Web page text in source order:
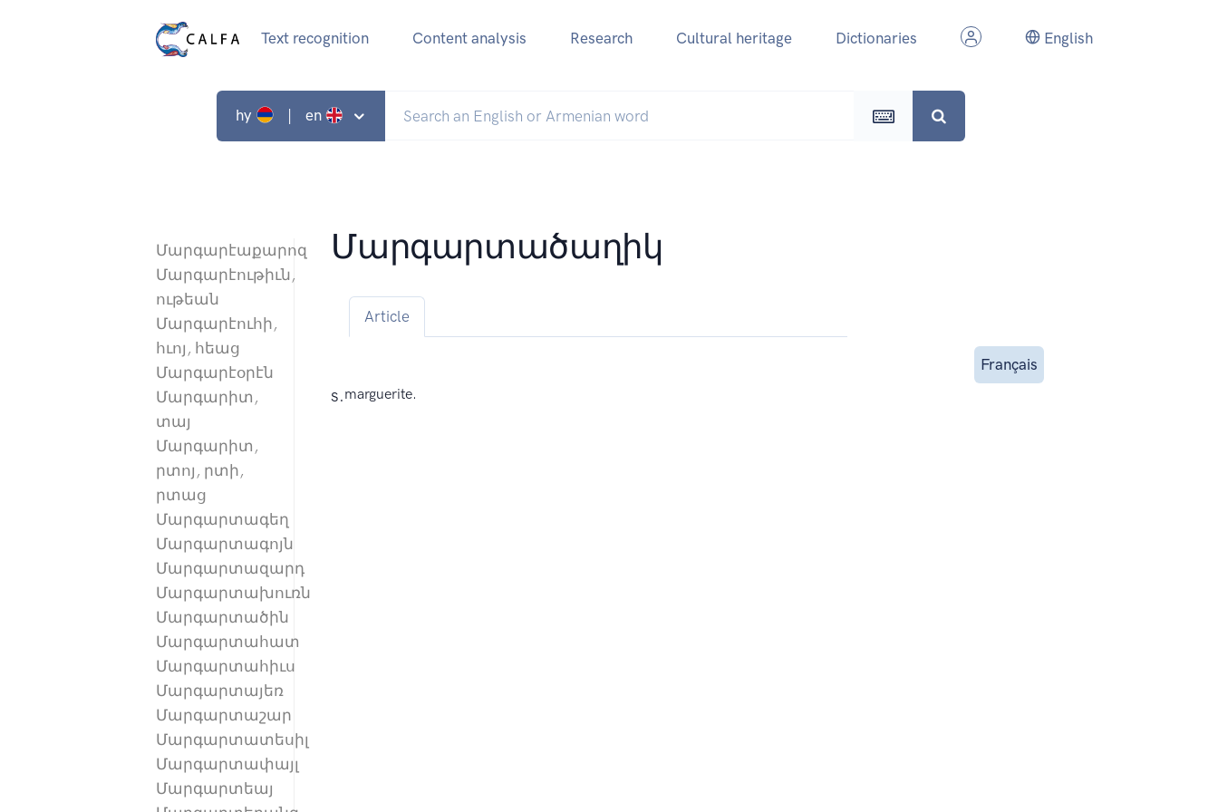
Text recognition Content analysis Research Cultural heritage Dictionaries English
hy | en
Մարգարէաքարոզ
Մարգարէութիւն,
ութեան
Մարգարէուհի,
հւոյ, հեաց
Մարգարէօրէն
Մարգարիտ,
տայ
Մարգարիտ,
րտոյ, րտի,
րտաց
Մարգարտագեղ
Մարգարտագոյն
Մարգարտազարդ
Մարգարտախուռն
Մարգարտածին
Մարգարտահատ
Մարգարտահիւս
Մարգարտայեռ
Մարգարտաշար
Մարգարտատեսիլ
Մարգարտափայլ
Մարգարտեայ
Մարգարտածաղիկ
Article
Français
s.marguerite.